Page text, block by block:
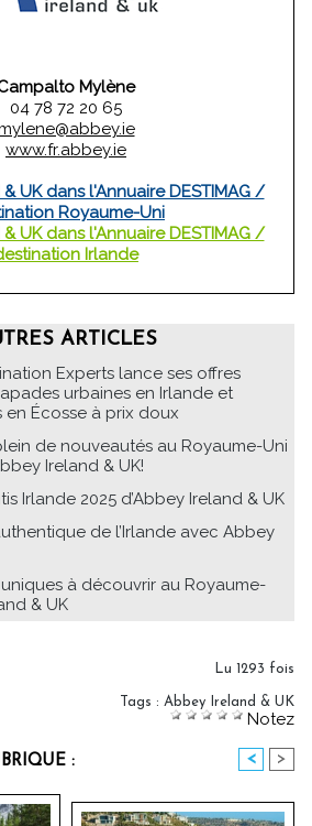
Mylène
04 78 72 20 65
www.fr.abbey.ie
UK dans l'Annuaire DESTIMAG /
Royaume-Uni
UK dans l'Annuaire DESTIMAG /
Irlande
ARTICLES
Experts lance ses offres
urbaines en Irlande et
Écosse à prix doux
de nouveautés au Royaume-Uni
Ireland & UK!
Irlande 2025 d’Abbey Ireland & UK
de l’Irlande avec Abbey
à découvrir au Royaume-
& UK
Lu 1293 fois
Tags : Abbey Ireland & UK
Notez
: < >